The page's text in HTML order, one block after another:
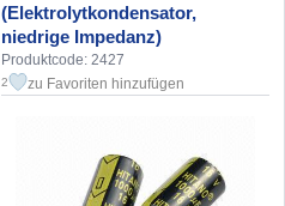
(Elektrolytkondensator,
niedrige Impedanz)
Produktcode: 2427
2 zu Favoriten hinzufügen